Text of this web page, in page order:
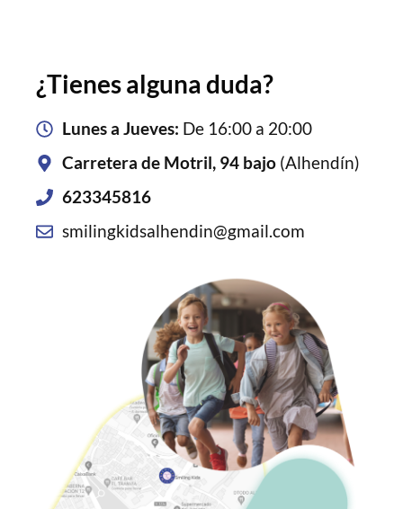
¿Tienes alguna duda?
Lunes a Jueves: De 16:00 a 20:00
Carretera de Motril, 94 bajo(Alhendín)
623345816
smilingkidsalhendin@gmail.com